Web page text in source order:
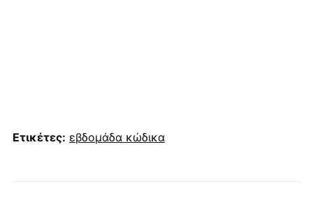
Ετικέτες: εβδομάδα κώδικα